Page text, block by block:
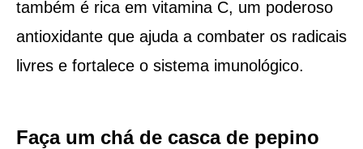
também é rica em vitamina C, um poderoso
antioxidante que ajuda a combater os radicais
livres e fortalece o sistema imunológico.
Faça um chá de casca de pepino